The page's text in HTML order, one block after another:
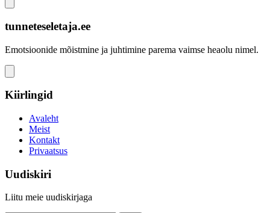
tunneteseletaja.ee
Emotsioonide mõistmine ja juhtimine parema vaimse heaolu nimel.
Kiirlingid
Avaleht
Meist
Kontakt
Privaatsus
Uudiskiri
Liitu meie uudiskirjaga